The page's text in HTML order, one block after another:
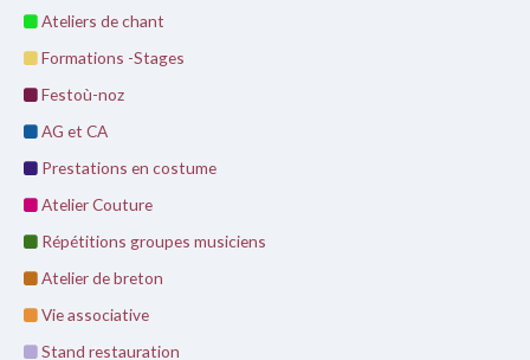
Contact
Ateliers de chant
Formations -Stages
Festoù-noz
AG et CA
Prestations en costume
Atelier Couture
Répétitions groupes musiciens
Atelier de breton
Vie associative
Stand restauration